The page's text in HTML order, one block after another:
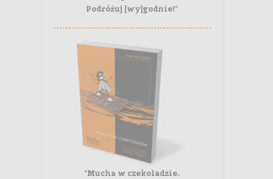
Podróżuj [wy]godnie!"
"Mucha w czekoladzie.